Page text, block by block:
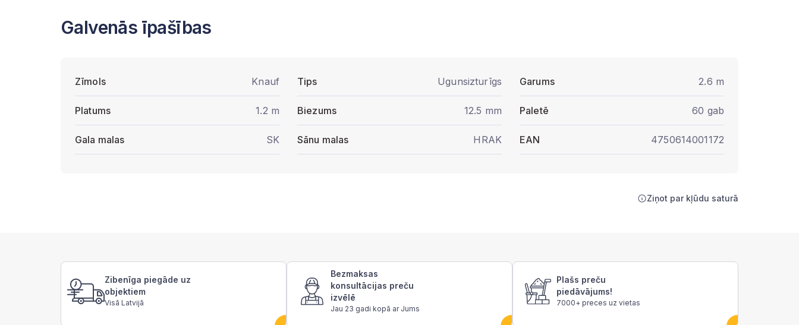
Galvenās īpašības
Zīmols Knauf Tips Ugunsizturīgs Garums 2.6 m
Platums 1.2 m Biezums 12.5 mm Paletē 60 gab
Gala malas SK Sānu malas HRAK EAN 4750614001172
Ziņot par kļūdu saturā
Zibenīga piegāde uz
objektiem
Visā Latvijā
Bezmaksas
konsultācijas preču
izvēlē
Jau 23 gadi kopā ar Jums
Plašs preču
piedāvājums!
7000+ preces uz vietas